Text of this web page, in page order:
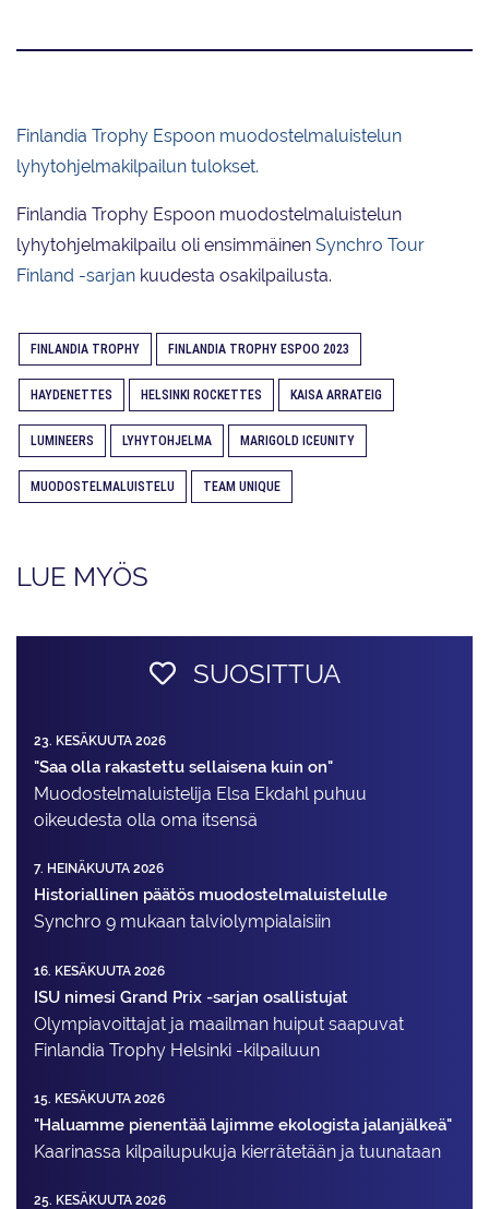
Finlandia Trophy Espoon muodostelmaluistelun
lyhytohjelmakilpailun tulokset.
Finlandia Trophy Espoon muodostelmaluistelun
lyhytohjelmakilpailu oli ensimmäinen Synchro Tour
Finland -sarjan kuudesta osakilpailusta.
FINLANDIA TROPHY FINLANDIA TROPHY ESPOO 2023
HAYDENETTES HELSINKI ROCKETTES KAISA ARRATEIG
LUMINEERS LYHYTOHJELMA MARIGOLD ICEUNITY
MUODOSTELMALUISTELU TEAM UNIQUE
LUE MYÖS
SUOSITTUA
23. KESÄKUUTA 2026
"Saa olla rakastettu sellaisena kuin on"
Muodostelma­luistelija Elsa Ekdahl puhuu
oikeudesta olla oma itsensä
7. HEINÄKUUTA 2026
Historiallinen päätös muodostelmaluistelulle
Synchro 9 mukaan talviolympialaisiin
16. KESÄKUUTA 2026
ISU nimesi Grand Prix -sarjan osallistujat
Olympiavoittajat ja maailman huiput saapuvat
Finlandia Trophy Helsinki -kilpailuun
15. KESÄKUUTA 2026
"Haluamme pienentää lajimme ekologista jalanjälkeä"
Kaarinassa kilpailupukuja kierrätetään ja tuunataan
25. KESÄKUUTA 2026